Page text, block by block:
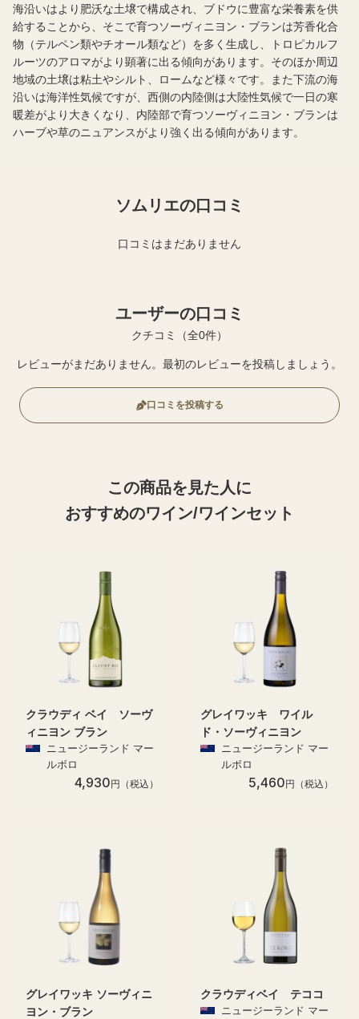
海沿いはより肥沃な土壌で構成され、ブドウに豊富な栄養素を供
給することから、そこで育つソーヴィニヨン・ブランは芳香化合
物（テルペン類やチオール類など）を多く生成し、トロピカルフ
ルーツのアロマがより顕著に出る傾向があります。そのほか周辺
地域の土壌は粘土やシルト、ロームなど様々です。また下流の海
沿いは海洋性気候ですが、西側の内陸側は大陸性気候で一日の寒
暖差がより大きくなり、内陸部で育つソーヴィニヨン・ブランは
ハーブや草のニュアンスがより強く出る傾向があります。
ソムリエの口コミ
口コミはまだありません
ユーザーの口コミ
クチコミ（全0件）
レビューがまだありません。最初のレビューを投稿しましょう。
口コミを投稿する
この商品を見た人に
おすすめのワイン/ワインセット
クラウディ ベイ ソーヴ
ィニヨン ブラン
ニュージーランド マー
ルボロ
4,930 円（税込）
グレイワッキ ワイル
ド・ソーヴィニヨン
ニュージーランド マー
ルボロ
5,460 円（税込）
グレイワッキ ソーヴィニ
ヨン・ブラン
クラウディベイ テココ
ニュージーランド マー